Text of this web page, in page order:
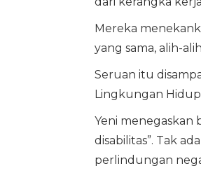
Mereka
yang sama, alih-
Seruan itu
Lingkungan Hidup
Yeni menegaskan
disabilitas”. Tak
perlindungan